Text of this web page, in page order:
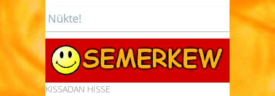
Nükte!
KISSADAN HİSSE